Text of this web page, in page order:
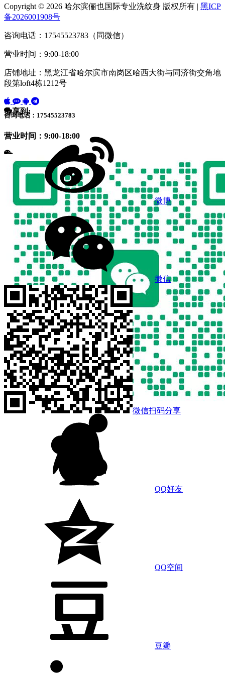
Copyright © 2026 哈尔滨俪也国际专业洗纹身 版权所有 | 黑ICP
备2026001908号
咨询电话：17545523783（同微信）
营业时间：9:00-18:00
店铺地址：黑龙江省哈尔滨市南岗区哈西大街与同济街交角地
段第loft4栋1212号
咨询电话：17545523783
营业时间：9:00-18:00
分享到:
微博
微信
微信扫码分享
QQ好友
QQ空间
豆瓣